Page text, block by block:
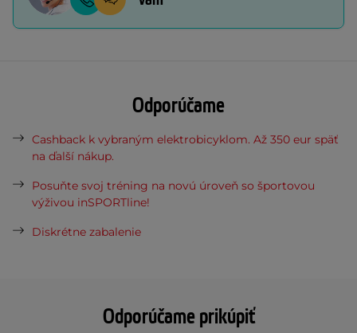
Odporúčame prikúpiť
Odporúčame
Cashback k vybraným elektrobicyklom. Až 350 eur späť
na ďalší nákup.
Posuňte svoj tréning na novú úroveň so športovou
výživou inSPORTline!
Diskrétne zabalenie